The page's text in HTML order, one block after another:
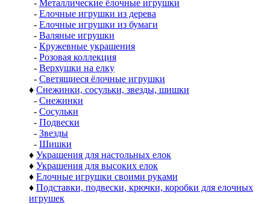
- Металлические ёлочные игрушки
- Елочные игрушки из дерева
- Елочные игрушки из бумаги
- Валяные игрушки
- Кружевные украшения
- Розовая коллекция
- Верхушки на елку
- Светящиеся ёлочные игрушки
♦ Снежинки, сосульки, звезды, шишки
- Снежинки
- Сосульки
- Подвески
- Звезды
- Шишки
♦ Украшения для настольных елок
♦ Украшения для высоких елок
♦ Елочные игрушки своими руками
♦ Подставки, подвески, крючки, коробки для елочных
игрушек